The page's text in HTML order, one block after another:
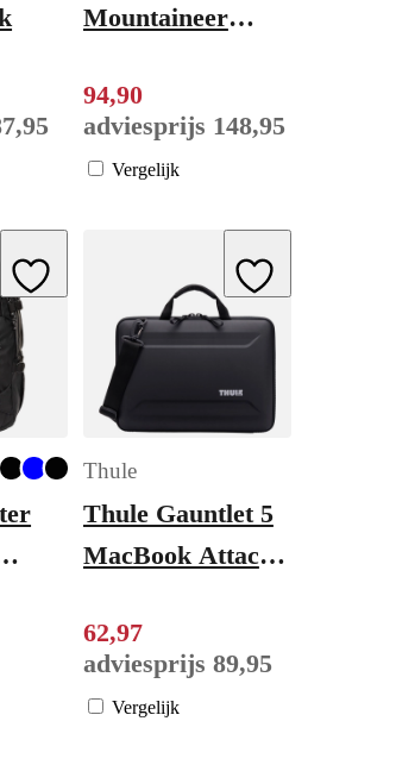
,95
Mountaineer
94,90
adviesprijs 148,95
Vergelijk
Add to Wishlist Add to Wishlist
Thule
Thule Gauntlet 5
MacBook Attaché
62,97
adviesprijs 89,95
Vergelijk